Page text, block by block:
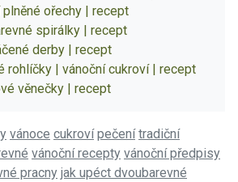
ořechy | recept
spirálky | recept
derby | recept
rohlíčky | vánoční cukroví | recept
věnečky | recept
vánoce cukroví pečení tradiční
vánoční recepty vánoční předpisy
pracny jak upéct dvoubarevné